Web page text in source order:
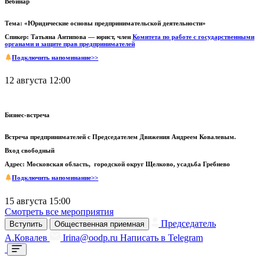
Тема: «Юридические основы предпринимательской деятельности»
Спикер: Татьяна Антипова — юрист, член Комитета по работе с государственными
органами и защите прав предпринимателей
Подключить напоминание>>
12 августа 12:00
Бизнес-встреча
Встреча предпринимателей с Председателем Движения Андреем Ковалевым.
Вход свободный
Адрес: Московская область, городской округ Щелково, усадьба Гребнево
Подключить напоминание>>
15 августа 15:00
Смотреть все мероприятия
Вступить Общественная приемная
Председатель
А.Ковалев
Irina@oodp.ru Написать в Telegram